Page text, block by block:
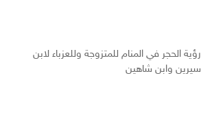
رؤية الحجر في المنام للمتزوجة وللعزباء لابن
سيرين وابن شاهين